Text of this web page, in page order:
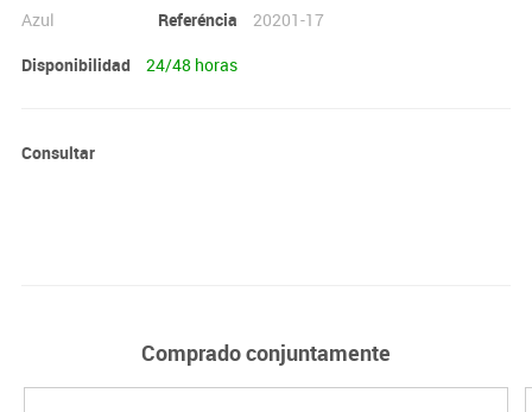
Azul Referéncia
20201-17
Disponibilidad
24/48 horas
Consultar
Comprado conjuntamente